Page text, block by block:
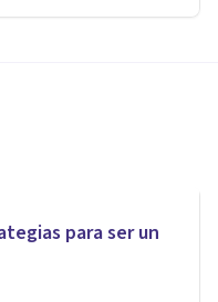
para ser un